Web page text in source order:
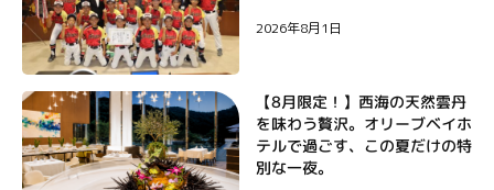
2026年8月1日
【8月限定！】西海の天然雲丹
を味わう贅沢。オリーブベイホ
テルで過ごす、この夏だけの特
別な一夜。